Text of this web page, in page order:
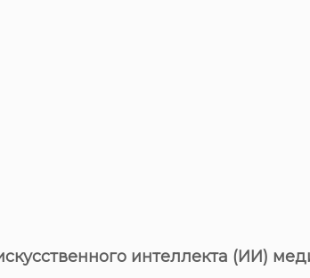
интеллекта (ИИ)